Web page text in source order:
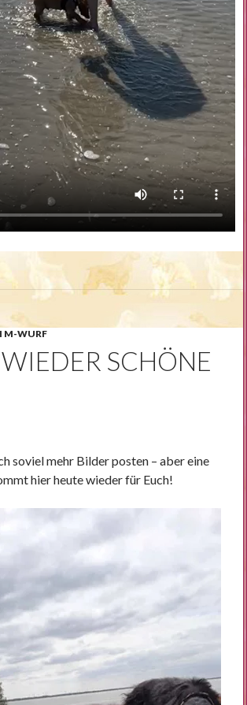
M-WURF
SCHÖNE
soviel mehr Bilder posten – aber eine
hier heute wieder für Euch!